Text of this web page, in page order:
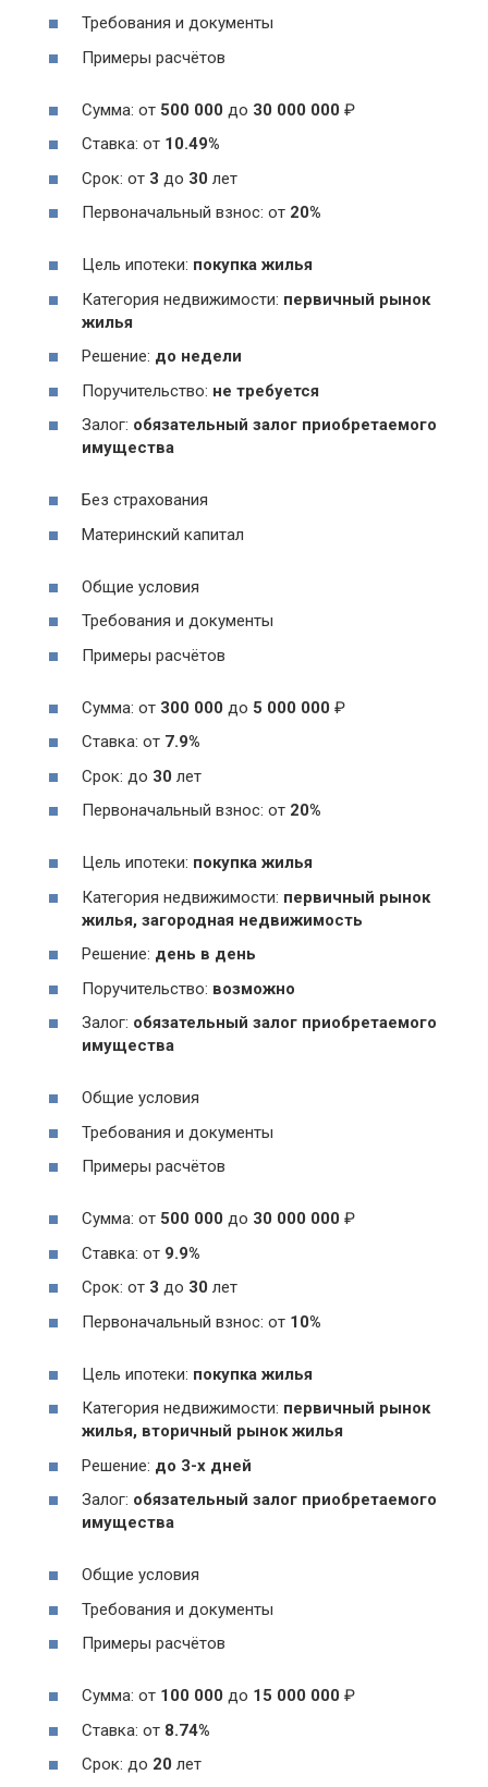
Требования и документы
Примеры расчётов
Сумма: от 500 000 до 30 000 000 ₽
Ставка: от 10.49%
Срок: от 3 до 30 лет
Первоначальный взнос: от 20%
Цель ипотеки: покупка жилья
Категория недвижимости: первичный рынок
жилья
Решение: до недели
Поручительство: не требуется
Залог: обязательный залог приобретаемого
имущества
Без страхования
Материнский капитал
Общие условия
Требования и документы
Примеры расчётов
Сумма: от 300 000 до 5 000 000 ₽
Ставка: от 7.9%
Срок: до 30 лет
Первоначальный взнос: от 20%
Цель ипотеки: покупка жилья
Категория недвижимости: первичный рынок
жилья, загородная недвижимость
Решение: день в день
Поручительство: возможно
Залог: обязательный залог приобретаемого
имущества
Общие условия
Требования и документы
Примеры расчётов
Сумма: от 500 000 до 30 000 000 ₽
Ставка: от 9.9%
Срок: от 3 до 30 лет
Первоначальный взнос: от 10%
Цель ипотеки: покупка жилья
Категория недвижимости: первичный рынок
жилья, вторичный рынок жилья
Решение: до 3-х дней
Залог: обязательный залог приобретаемого
имущества
Общие условия
Требования и документы
Примеры расчётов
Сумма: от 100 000 до 15 000 000 ₽
Ставка: от 8.74%
Срок: до 20 лет